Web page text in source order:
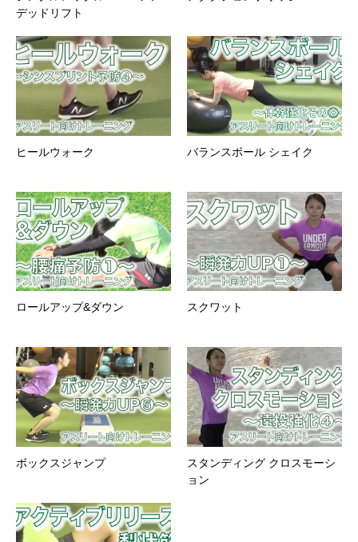
デッドリフト
ヒールウォーク バランスボール シェイク
ロールアップ&ダウン スクワット
ボックスジャンプ
スタンディング クロスモーシ
ョン